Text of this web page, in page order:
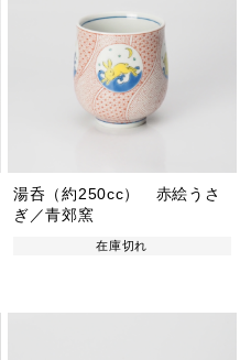
湯呑（約250cc） 赤絵うさ
ぎ／青郊窯
在庫切れ